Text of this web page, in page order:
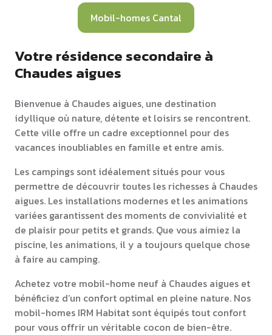
Mobil-homes Cantal
Votre résidence secondaire à
Chaudes aigues
Bienvenue à Chaudes aigues, une destination
idyllique où nature, détente et loisirs se rencontrent.
Cette ville offre un cadre exceptionnel pour des
vacances inoubliables en famille et entre amis.
Les campings sont idéalement situés pour vous
permettre de découvrir toutes les richesses à Chaudes
aigues. Les installations modernes et les animations
variées garantissent des moments de convivialité et
de plaisir pour petits et grands. Que vous aimiez la
piscine, les animations, il y a toujours quelque chose
à faire au camping.
Achetez votre mobil-home neuf à Chaudes aigues et
bénéficiez d’un confort optimal en pleine nature. Nos
mobil-homes IRM Habitat sont équipés tout confort
pour vous offrir un véritable cocon de bien-être.